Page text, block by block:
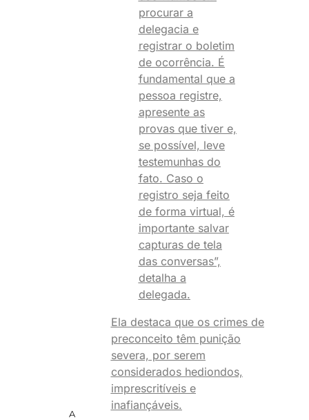
A
procurar a
delegacia e
registrar o boletim
de ocorrência. É
fundamental que a
pessoa registre,
apresente as
provas que tiver e,
se possível, leve
testemunhas do
fato. Caso o
registro seja feito
de forma virtual, é
importante salvar
capturas de tela
das conversas”,
detalha a
delegada.
Ela destaca que os crimes de
preconceito têm punição
severa, por serem
considerados hediondos,
imprescritíveis e
inafiançáveis.